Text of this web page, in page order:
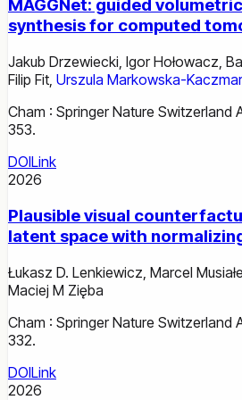
MAGGNet: guided
synthesis for computed
Jakub Drzewiecki, Igor Hołowacz,
Filip Fit, Urszula Markowska-Kaczmar
Cham : Springer Nature Switzerland
353.
DOILink
2026
Plausible visual
latent space with
Łukasz D. Lenkiewicz Marcel
Maciej M Zięba
Cham : Springer Nature Switzerland
332.
DOILink
2026